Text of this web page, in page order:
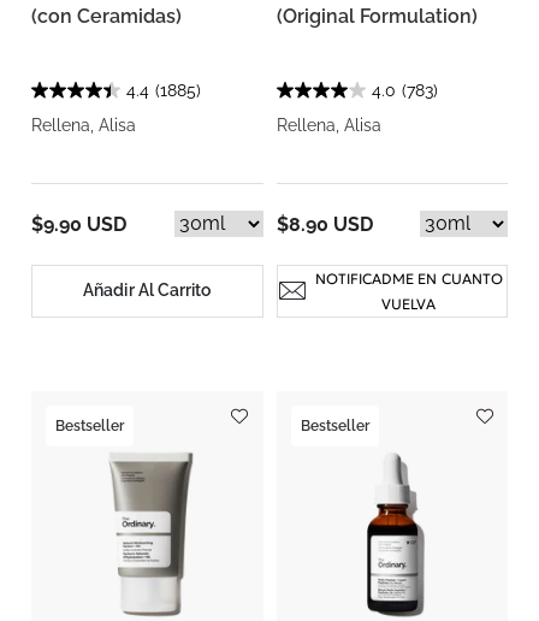
(con Ceramidas)
4.4 (1885)
Rellena, Alisa
$9.90 USD
Añadir Al Carrito
(Original Formulation)
4.0 (783)
Rellena, Alisa
$8.90 USD
NOTIFICADME EN CUANTO
VUELVA
Bestseller Bestseller